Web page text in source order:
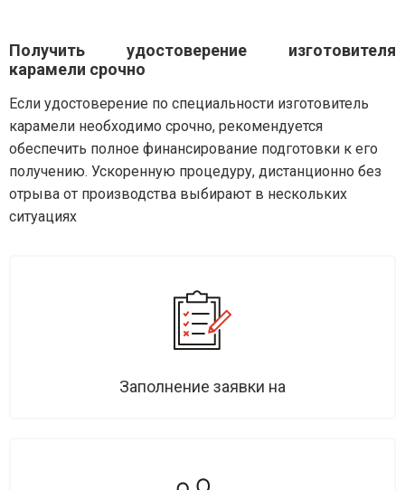
Получить удостоверение изготовителя
карамели срочно
Если удостоверение по специальности изготовитель
карамели необходимо срочно, рекомендуется
обеспечить полное финансирование подготовки к его
получению. Ускоренную процедуру, дистанционно без
отрыва от производства выбирают в нескольких
ситуациях
Заполнение заявки на